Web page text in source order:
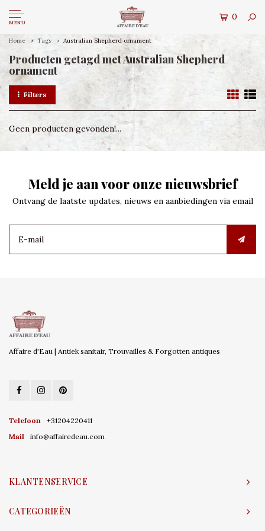
MENU
0
Home Tags Australian Shepherd ornament
Producten getagd met Australian Shepherd
ornament
Filters
Geen producten gevonden!...
Meld je aan voor onze nieuwsbrief
Ontvang de laatste updates, nieuws en aanbiedingen via email
Affaire d'Eau | Antiek sanitair, Trouvailles & Forgotten antiques
Telefoon
+31204220411
Mail
info@affairedeau.com
KLANTENSERVICE
CATEGORIEËN